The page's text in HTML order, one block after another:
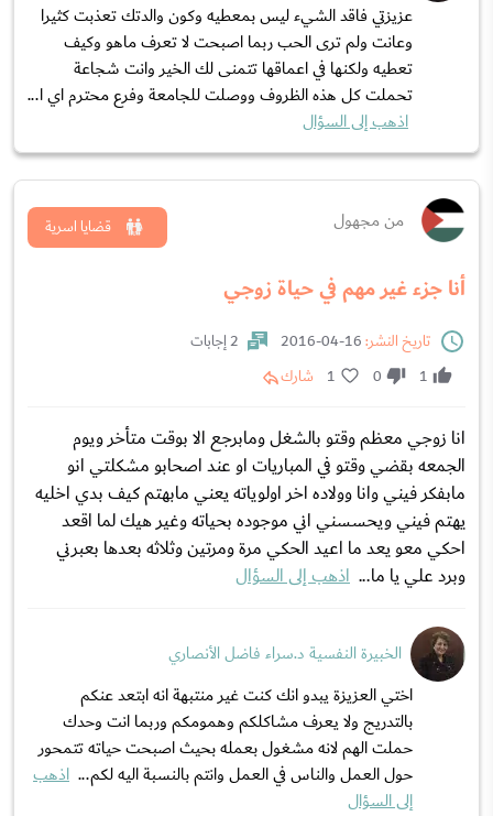
عزيزتي فاقد الشيء ليس بمعطيه وكون والدتك تعذبت كثيرا
وعانت ولم ترى الحب ربما اصبحت لا تعرف ماهو وكيف
تعطيه ولكنها في اعماقها تتمنى لك الخير وانت شجاعة
تحملت كل هذه الظروف ووصلت للجامعة وفرع محترم اي ا...
اذهب إلى السؤال
من مجهول
أنا جزء غير مهم في حياة زوجي
قضايا اسرية
تاريخ النشر:
2 إجابات
1
0
1 شارك
انا زوجي معظم وقتو بالشغل ومابرجع الا بوقت متأخر ويوم
الجمعه بقضي وقتو في المباريات او عند اصحابو مشكلتي انو
مابفكر فيني وانا وولاده اخر اولوياته يعني مابهتم كيف بدي اخليه
يهتم فيني ويحسسني اني موجوده بحياته وغير هيك لما اقعد
احكي معو يعد ما اعيد الحكي مرة ومرتين وثلاثه بعدها بعبرني
وبرد علي يا ما... اذهب إلى السؤال
الخبيرة النفسية د.سراء فاضل الأنصاري
اختي العزيزة يبدو انك كنت غير منتبهة انه ابتعد عنكم
بالتدريج ولا يعرف مشاكلكم وهمومكم وربما انت وحدك
حملت الهم لانه مشغول بعمله بحيث اصبحت حياته تتمحور
حول العمل والناس في العمل وانتم بالنسبة اليه لكم... اذهب
إلى السؤال